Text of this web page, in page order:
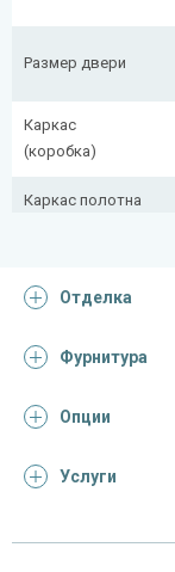
Размер двери
Каркас
(коробка)
Каркас полотна
Притворная
Ребра жесткости
Отделка
Фурнитура
Опции
Услуги